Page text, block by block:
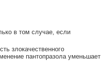
в том случае, если
злокачественного
пантопразола уменьшает